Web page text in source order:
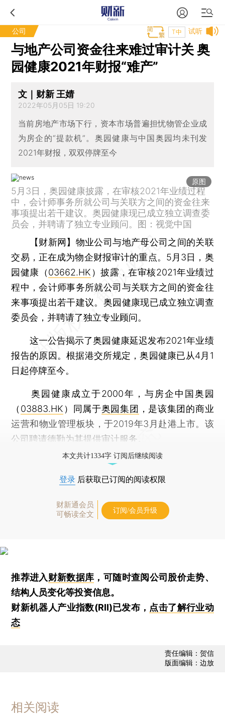
公司 试听
T中
与地产公司资金往来难过审计关 奥
园健康2021年财报“难产”
文｜财新 王婧
2022年05月05日 19:20
当前房地产市场下行，资本市场普遍担忧物管企业成
为房企的“提款机”。奥园健康与中国奥园均未刊发
2021年财报，双双停牌至今
原图
5月3日，奥园健康披露，在审核2021年业绩过程
中，会计师事务所就公司与关联方之间的资金往来
事项提出若干建议。奥园健康现已成立独立调查委
员会，并聘请了独立专业顾问。图：视觉中国
【财新网】 物业公司与地产母公司之间的关联
交易，正在成为物企财报审计的重点。5月3日，奥
园健康（03662.HK ）披露，在审核2021年业绩过
程中，会计师事务所就公司与关联方之间的资金往
来事项提出若干建议。奥园健康现已成立独立调查
委员会，并聘请了独立专业顾问。
这一公告揭示了奥园健康延迟发布2021年业绩
报告的原因。根据港交所规定，奥园健康已从4月1
日起停牌至今。
奥园健康成立于2000年，与房企中国奥园
（ 03883.HK ）同属于奥园集团 ，是该集团的商业
运营和物业管理板块，于2019年3月赴港上市。该
公司聘请德勤为其提供审计服务。
本文共计1334字 订阅后继续阅读
登录 后获取已订阅的阅读权限
财新通会员
可畅读全文
订阅/会员升级
推荐进入财新数据库 ，可随时查阅公司股价走势、
结构人员变化等投资信息。
财新机器人产业指数(RII)已发布， 点击了解行业动
态
责任编辑：贺信
版面编辑：边放
相关阅读